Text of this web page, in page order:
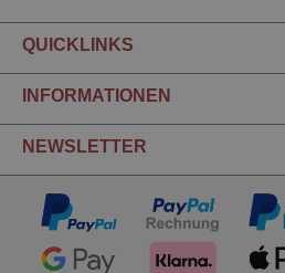
QUICKLINKS
INFORMATIONEN
NEWSLETTER